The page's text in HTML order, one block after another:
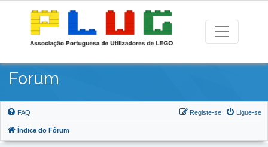
Forum
FAQ Ligue-se
Registe-se
Índice do Fórum